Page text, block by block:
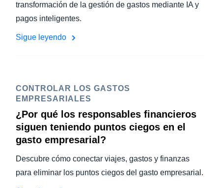
transformación de la gestión de gastos mediante IA y
pagos inteligentes.
Sigue leyendo
CONTROLAR LOS GASTOS
EMPRESARIALES
¿Por qué los responsables financieros
siguen teniendo puntos ciegos en el
gasto empresarial?
Descubre cómo conectar viajes, gastos y finanzas
para eliminar los puntos ciegos del gasto empresarial.